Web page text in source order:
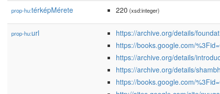
prop-hu:térképMérete 220 (xsd:integer)
prop-hu:url
https://archive.org/details/
https://books.google.com/
https://archive.org/details/
https://archive.org/details/
https://books.google.com/